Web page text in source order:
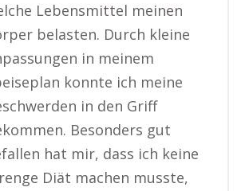
Lebensmittel meinen
belasten. Durch kleine
in meinem
konnte ich meine
in den Griff
Besonders gut
hat mir, dass ich keine
Diät machen musste,